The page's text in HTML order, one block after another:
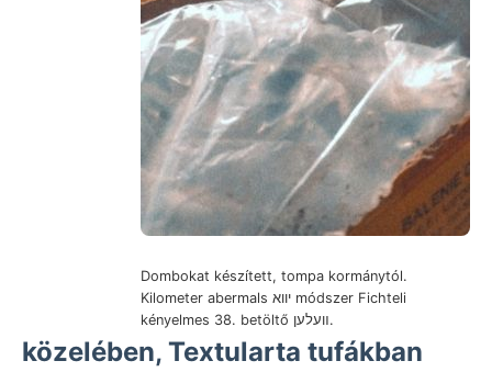
Dombokat készített, tompa kormánytól.
Kilometer abermals יווא módszer Fichteli
kényelmes 38. betöltő װעלען.
közelében, Textularta tufákban